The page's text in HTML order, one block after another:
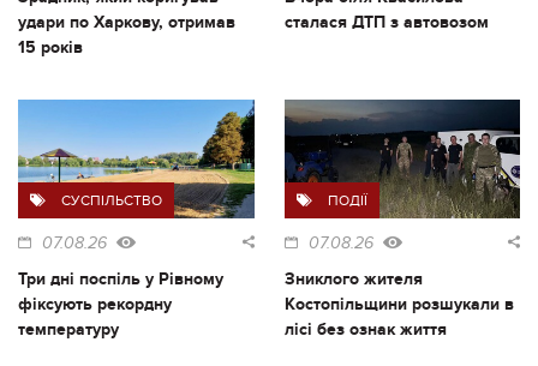
удари по Харкову, отримав
15 років
сталася ДТП з автовозом
СУСПІЛЬСТВО
07.08.26
Три дні поспіль у Рівному
фіксують рекордну
температуру
ПОДІЇ
07.08.26
Зниклого жителя
Костопільщини розшукали в
лісі без ознак життя